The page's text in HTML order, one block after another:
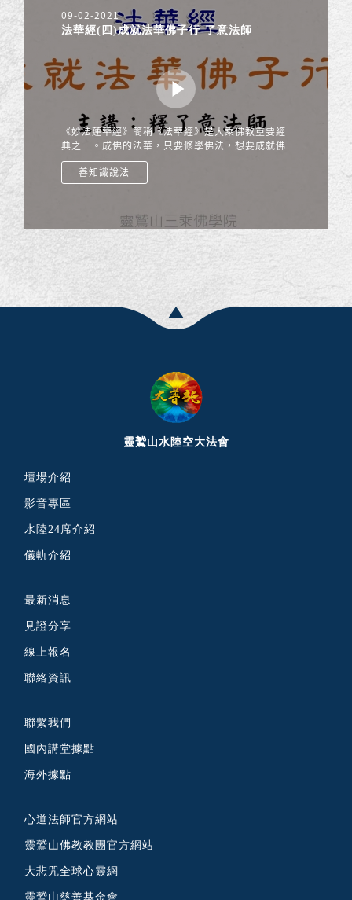
09-02-2021
法華經(四)成就法華佛子行-了意法師
《妙法蓮華經》簡稱《法華經》是大乘佛教重要經
典之一。成佛的法華，只要修學佛法，想要成就佛
道，一定要了解《法華經》這部重要經典，它是成
佛之經，經中之王。
善知識說法
靈鷲山水陸空大法會
壇場介紹
影音專區
水陸24席介紹
儀軌介紹
最新消息
見證分享
線上報名
聯絡資訊
聯繫我們
國內講堂據點
海外據點
心道法師官方網站
靈鷲山佛教教團官方網站
大悲咒全球心靈網
靈鷲山慈善基金會